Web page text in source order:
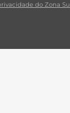
do Zona